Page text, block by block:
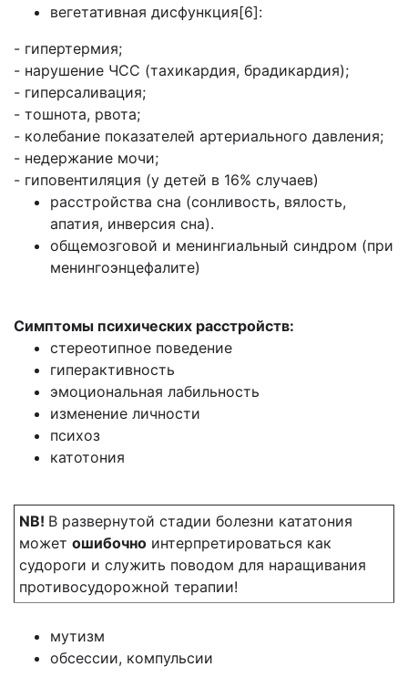
вегетативная дисфункция[6]:
- гипертермия;
- нарушение ЧСС (тахикардия, брадикардия);
- гиперсаливация;
- тошнота, рвота;
- колебание показателей артериального давления;
- недержание мочи;
- гиповентиляция (у детей в 16% случаев)
расстройства сна (сонливость, вялость,
апатия, инверсия сна).
общемозговой и менингиальный синдром (при
менингоэнцефалите)
Симптомы психических расстройств:
стереотипное поведение
гиперактивность
эмоциональная лабильность
изменение личности
психоз
катотония
NB! В развернутой стадии болезни кататония
может ошибочно интерпретироваться как
судороги и служить поводом для наращивания
противосудорожной терапии!
мутизм
обсессии, компульсии